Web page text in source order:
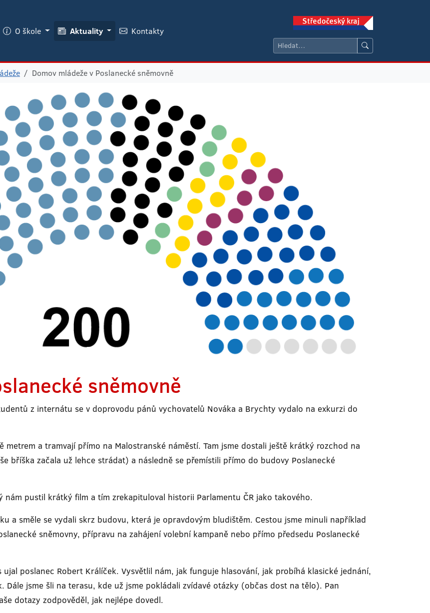
O škole Aktuality Kontakty
Domov mládeže v Poslanecké sněmovně
sněmovně
z internátu se v doprovodu pánů vychovatelů Nováka a Brychty vydalo na exkurzi do
metrem a tramvají přímo na Malostranské náměstí. Tam jsme dostali ještě krátký rozchod na
bříška začala už lehce strádat) a následně se přemístili přímo do budovy Poslanecké
pustil krátký film a tím zrekapituloval historii Parlamentu ČR jako takového.
a směle se vydali skrz budovu, která je opravdovým bludištěm. Cestou jsme minuli například
sněmovny, přípravu na zahájení volební kampaně nebo přímo předsedu Poslanecké
poslanec Robert Králíček. Vysvětlil nám, jak funguje hlasování, jak probíhá klasické jednání,
Dále jsme šli na terasu, kde už jsme pokládali zvídavé otázky (občas dost na tělo). Pan
dotazy zodpověděl, jak nejlépe dovedl.